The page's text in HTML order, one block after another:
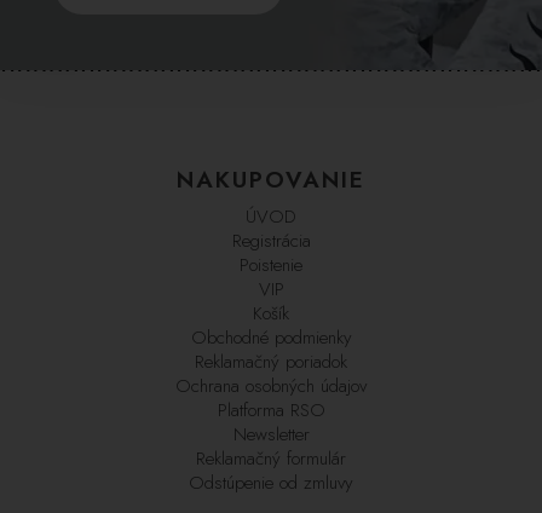
NAKUPOVANIE
ÚVOD
Registrácia
Poistenie
VIP
Košík
Obchodné podmienky
Reklamačný poriadok
Ochrana osobných údajov
Platforma RSO
Newsletter
Reklamačný formulár
Odstúpenie od zmluvy